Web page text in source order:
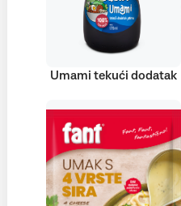
Umami tekući dodatak